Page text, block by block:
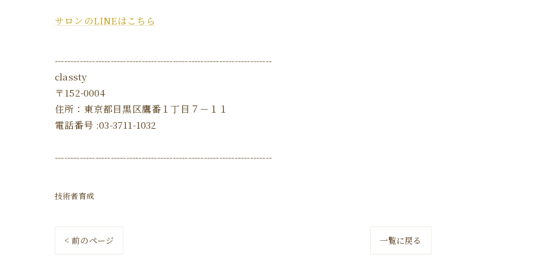
サロンのLINEはこちら
----------------------------------------------------------------------
classty
〒152-0004
住所：東京都目黒区鷹番１丁目７－１１
電話番号 :03-3711-1032
----------------------------------------------------------------------
技術者育成
< 前のページ 一覧に戻る